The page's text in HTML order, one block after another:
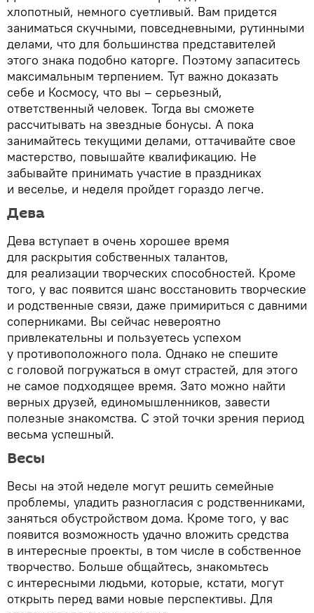
хлопотный, немного суетливый. Вам придется
заниматься скучными, повседневными, рутинными
делами, что для большинства представителей
этого знака подобно каторге. Поэтому запаситесь
максимальным терпением. Тут важно доказать
себе и Космосу, что вы – серьезный,
ответственный человек. Тогда вы сможете
рассчитывать на звездные бонусы. А пока
занимайтесь текущими делами, оттачивайте свое
мастерство, повышайте квалификацию. Не
забывайте принимать участие в праздниках
и веселье, и неделя пройдет гораздо легче.
Дева
Дева вступает в очень хорошее время
для раскрытия собственных талантов,
для реализации творческих способностей. Кроме
того, у вас появится шанс восстановить творческие
и родственные связи, даже примириться с давними
соперниками. Вы сейчас невероятно
привлекательны и пользуетесь успехом
у противоположного пола. Однако не спешите
с головой погружаться в омут страстей, для этого
не самое подходящее время. Зато можно найти
верных друзей, единомышленников, завести
полезные знакомства. С этой точки зрения период
весьма успешный.
Весы
Весы на этой неделе могут решить семейные
проблемы, уладить разногласия с родственниками,
заняться обустройством дома. Кроме того, у вас
появится возможность удачно вложить средства
в интересные проекты, в том числе в собственное
творчество. Больше общайтесь, знакомьтесь
с интересными людьми, которые, кстати, могут
открыть перед вами новые перспективы. Для